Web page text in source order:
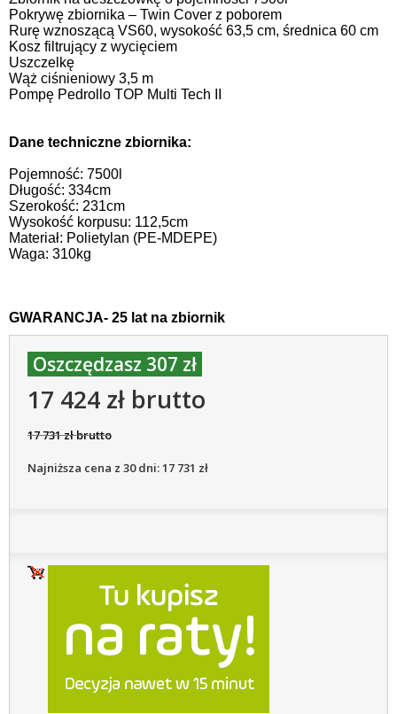
Pokrywę zbiornika – Twin Cover z poborem
Rurę wznoszącą VS60, wysokość 63,5 cm, średnica 60 cm
Kosz filtrujący z wycięciem
Uszczelkę
Wąż ciśnieniowy 3,5 m
Pompę Pedrollo TOP Multi Tech II
Dane techniczne zbiornika:
Pojemność: 7500l
Długość: 334cm
Szerokość: 231cm
Wysokość korpusu: 112,5cm
Materiał: Polietylan (PE-MDEPE)
Waga: 310kg
GWARANCJA- 25 lat na zbiornik
Oszczędzasz 307 zł
17 424 zł brutto
17 731 zł brutto
Najniższa cena z 30 dni: 17 731 zł